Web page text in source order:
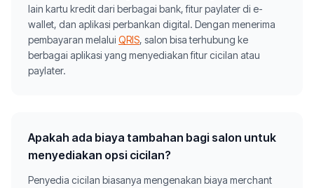
lain kartu kredit dari berbagai bank, fitur paylater di e-
wallet, dan aplikasi perbankan digital. Dengan menerima
pembayaran melalui QRIS, salon bisa terhubung ke
berbagai aplikasi yang menyediakan fitur cicilan atau
paylater.
Apakah ada biaya tambahan bagi salon untuk
menyediakan opsi cicilan?
Penyedia cicilan biasanya mengenakan biaya merchant